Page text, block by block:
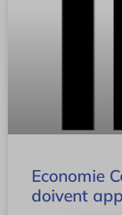
Economie
doivent